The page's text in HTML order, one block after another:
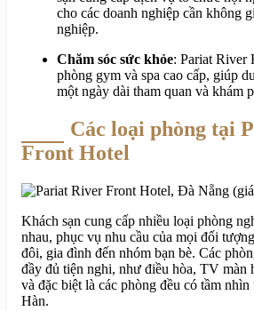
cho các doanh nghiệp cần không
nghiệp.
Chăm sóc sức khỏe: Pariat River
phòng gym và spa cao cấp, giúp
một ngày dài tham quan và khám
Các loại phòng tại
Front Hotel
Khách sạn cung cấp nhiều loại phòng
nhau, phục vụ nhu cầu của mọi đối
đôi, gia đình đến nhóm bạn bè. Các
đầy đủ tiện nghi, như điều hòa, TV màn
và đặc biệt là các phòng đều có tầm
Hàn.